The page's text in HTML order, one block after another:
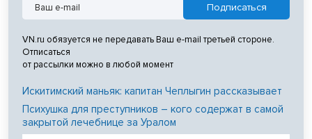
VN.ru обязуется не передавать Ваш e-mail третьей стороне.
Отписаться
от рассылки можно в любой момент
Искитимский маньяк: капитан Чеплыгин рассказывает
Психушка для преступников – кого содержат в самой
закрытой лечебнице за Уралом